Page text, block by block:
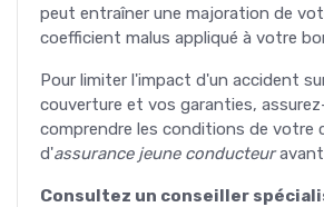
peut entraîner une majoration de
coefficient malus appliqué à votre
Pour limiter l'impact d'un accident
couverture et vos garanties,
comprendre les conditions de votre
d'assurance jeune conducteur
Consultez un conseiller